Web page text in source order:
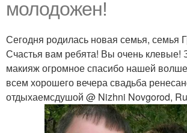
молодожен!
Сегодня родилась новая семья, семья
Счастья вам ребята! Вы очень клевые!
макияж огромное спасибо нашей
всем хорошего вечера свадьба
отдыхаемсдушой @ Nizhni Novgorod,